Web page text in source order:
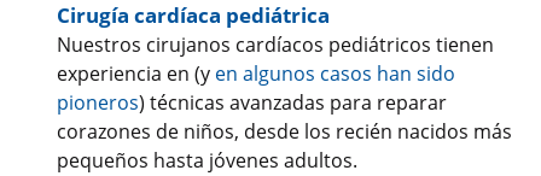
Cirugía cardíaca pediátrica
Nuestros cirujanos cardíacos pediátricos tienen
experiencia en (y en algunos casos han sido
pioneros) técnicas avanzadas para reparar
corazones de niños, desde los recién nacidos más
pequeños hasta jóvenes adultos.